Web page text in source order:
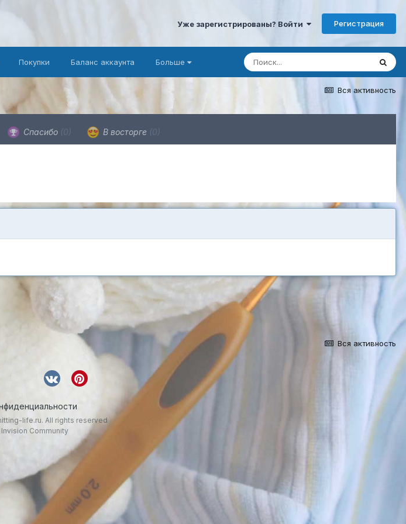
Уже зарегистрированы? Войти Регистрация
Покупки Баланс аккаунта Больше
Вся активность
Спасибо (0) В восторге (0)
Вся активность
life.ru. All rights reserved
Community